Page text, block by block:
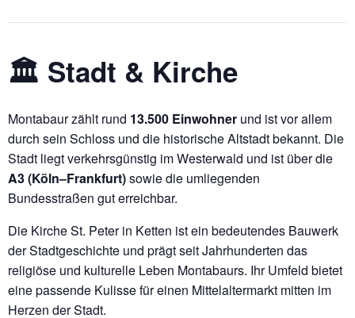
🏛️ Stadt & Kirche
Montabaur zählt rund 13.500 Einwohner und ist vor allem
durch sein Schloss und die historische Altstadt bekannt. Die
Stadt liegt verkehrsgünstig im Westerwald und ist über die
A3 (Köln–Frankfurt)sowie die umliegenden
Bundesstraßen gut erreichbar.
Die Kirche St. Peter in Ketten ist ein bedeutendes Bauwerk
der Stadtgeschichte und prägt seit Jahrhunderten das
religiöse und kulturelle Leben Montabaurs. Ihr Umfeld bietet
eine passende Kulisse für einen Mittelaltermarkt mitten im
Herzen der Stadt.